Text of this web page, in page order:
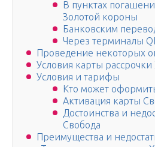
В пунктах
Золотой короны
Банковским
Через терминалы
Проведение некоторых
Условия карты
Условия и тарифы
Кто может
Активация карты
Достоинства и
Свобода
Преимущества и